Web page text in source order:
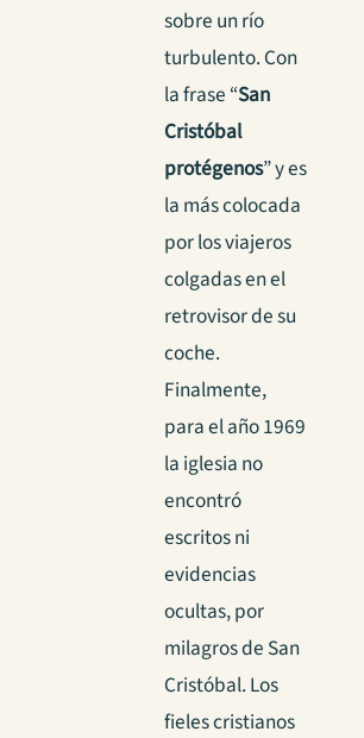
sobre un río
turbulento. Con
la frase “San
Cristóbal
protégenos” y es
la más colocada
por los viajeros
colgadas en el
retrovisor de su
coche.
Finalmente,
para el año 1969
la iglesia no
encontró
escritos ni
evidencias
ocultas, por
milagros de San
Cristóbal. Los
fieles cristianos